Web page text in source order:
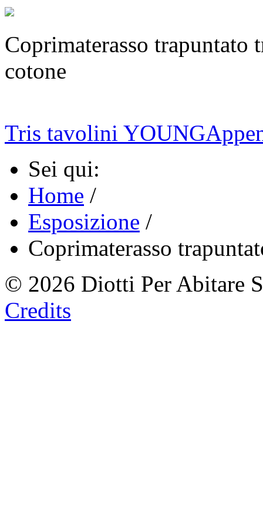
Coprimaterasso trapuntato
cotone
Tris tavolini YOUNG
Sei qui:
Home /
Esposizione /
Coprimaterasso
© 2026 Diotti Per Abitare
Credits